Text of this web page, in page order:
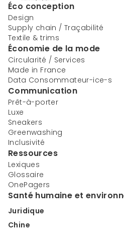
Éco conception
Design
Supply chain / Traçabilité
Textile & trims
Économie de la mode
Circularité / Services
Made in France
Data Consommateur-ice-s
Communication
Prêt-à-porter
Luxe
Sneakers
Greenwashing
Inclusivité
Ressources
Lexiques
Glossaire
OnePagers
Santé humaine et
Juridique
Chine